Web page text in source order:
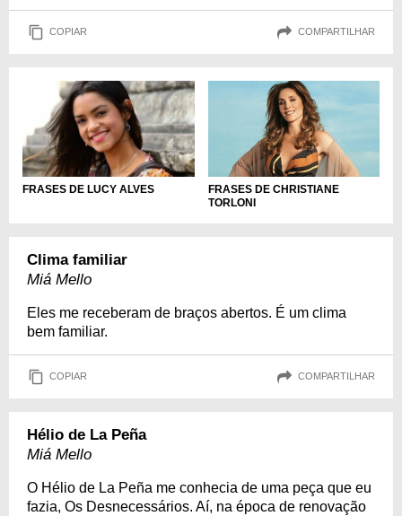
COPIAR COMPARTILHAR
FRASES DE LUCY ALVES
FRASES DE CHRISTIANE
TORLONI
Clima familiar
Miá Mello
Eles me receberam de braços abertos. É um clima
bem familiar.
COPIAR COMPARTILHAR
Hélio de La Peña
Miá Mello
O Hélio de La Peña me conhecia de uma peça que eu
fazia, Os Desnecessários. Aí, na época de renovação